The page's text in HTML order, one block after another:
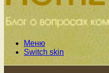
Меню
Switch skin